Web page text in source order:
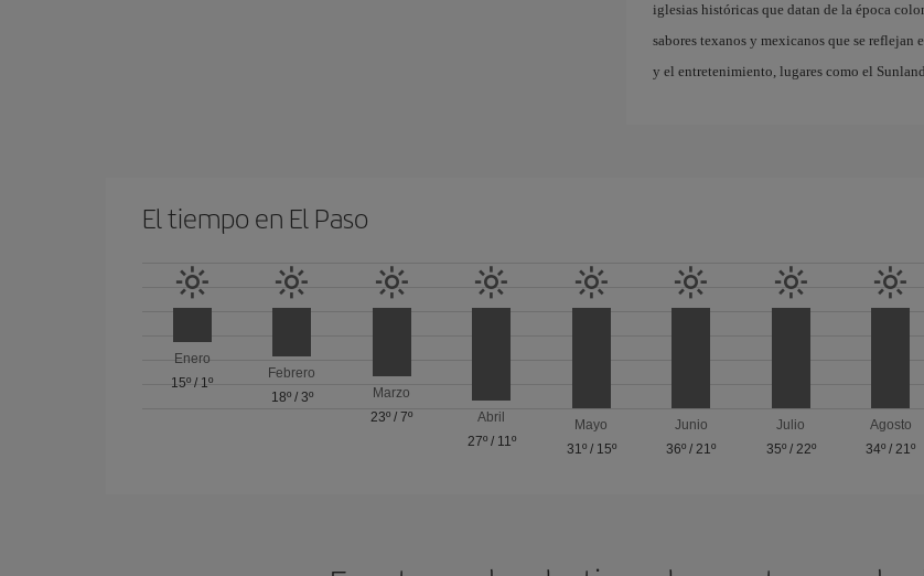
iglesias históricas que datan de la época
sabores texanos y mexicanos que se reflejan
y el entretenimiento, lugares como el
El tiempo en El Paso
Enero
15º / 1º
Febrero
18º/ 3º
Marzo
23º /7º
Abril
27º/ 11º
Mayo
31º/ 15º
Junio
36º /21º
Julio
35º/ 22º
Agosto
34º /21º